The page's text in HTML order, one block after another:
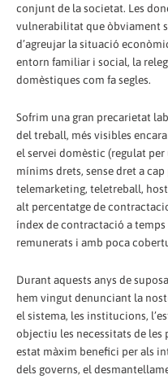
conjunt de la societat. Les
vulnerabilitat que òbviament
d’agreujar la situació
entorn familiar i social, la
domèstiques com fa segles.
Sofrim una gran precarietat
del treball, més visibles
el servei domèstic (regulat per
mínims drets, sense dret a
telemarketing, teletreball,
alt percentatge de
índex de contractació a
remunerats i amb poca
Durant aquests anys de
hem vingut denunciant la
el sistema, les institucions,
objectiu les necessitats de les
estat màxim benefici per als
dels governs, el